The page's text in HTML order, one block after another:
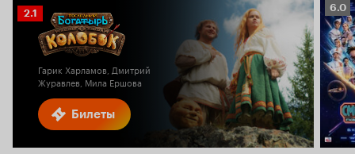
Билеты
Рейтинг
Кинопоиска
2.1
Гарик Харламов, Дмитрий
Журавлев, Мила Ершова
6.0
6.0